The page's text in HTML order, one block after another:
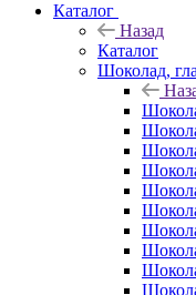
Каталог
Назад
Каталог
Шоколад,